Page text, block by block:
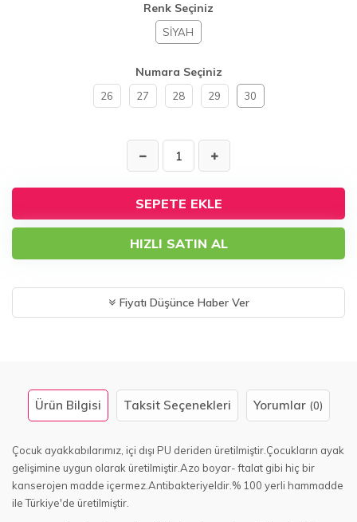
Renk Seçiniz
SİYAH
Numara Seçiniz
26 27 28 29 30
SEPETE EKLE
HIZLI SATIN AL
Fiyatı Düşünce Haber Ver
Ürün Bilgisi Taksit Seçenekleri Yorumlar (0)
Çocuk ayakkabılarımız, içi dışı PU deriden üretilmiştir.Çocukların ayak
gelişimine uygun olarak üretilmiştir.Azo boyar- ftalat gibi hiç bir
kanserojen madde içermez.Antibakteriyeldir.% 100 yerli hammadde
ile Türkiye'de üretilmiştir.